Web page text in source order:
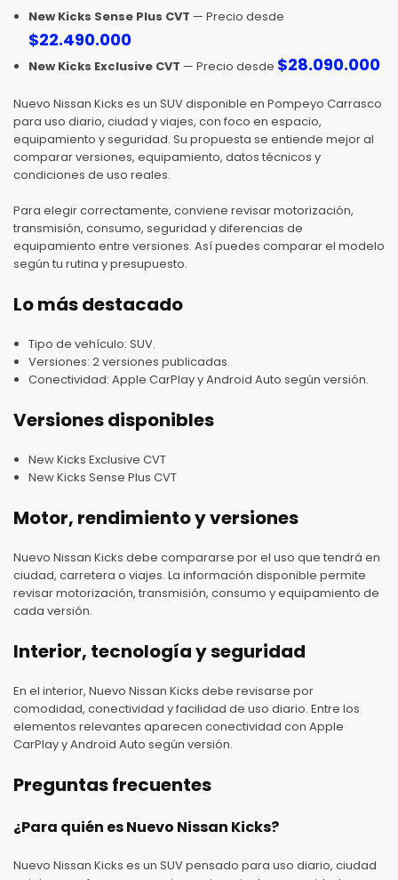
New Kicks Sense Plus CVT — Precio desde
$22.490.000
New Kicks Exclusive CVT — Precio desde $28.090.000
Nuevo Nissan Kicks es un SUV disponible en Pompeyo Carrasco
para uso diario, ciudad y viajes, con foco en espacio,
equipamiento y seguridad. Su propuesta se entiende mejor al
comparar versiones, equipamiento, datos técnicos y
condiciones de uso reales.
Para elegir correctamente, conviene revisar motorización,
transmisión, consumo, seguridad y diferencias de
equipamiento entre versiones. Así puedes comparar el modelo
según tu rutina y presupuesto.
Lo más destacado
Tipo de vehículo: SUV.
Versiones: 2 versiones publicadas.
Conectividad: Apple CarPlay y Android Auto según versión.
Versiones disponibles
New Kicks Exclusive CVT
New Kicks Sense Plus CVT
Motor, rendimiento y versiones
Nuevo Nissan Kicks debe compararse por el uso que tendrá en
ciudad, carretera o viajes. La información disponible permite
revisar motorización, transmisión, consumo y equipamiento de
cada versión.
Interior, tecnología y seguridad
En el interior, Nuevo Nissan Kicks debe revisarse por
comodidad, conectividad y facilidad de uso diario. Entre los
elementos relevantes aparecen conectividad con Apple
CarPlay y Android Auto según versión.
Preguntas frecuentes
¿Para quién es Nuevo Nissan Kicks?
Nuevo Nissan Kicks es un SUV pensado para uso diario, ciudad